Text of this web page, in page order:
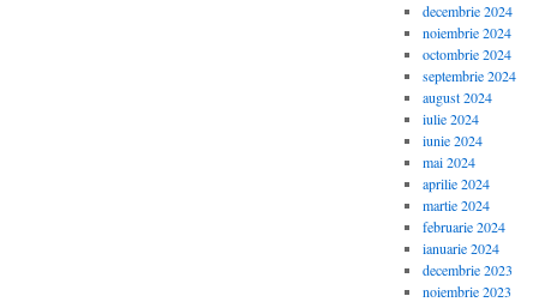
decembrie 2024
noiembrie 2024
octombrie 2024
septembrie 2024
august 2024
iulie 2024
iunie 2024
mai 2024
aprilie 2024
martie 2024
februarie 2024
ianuarie 2024
decembrie 2023
noiembrie 2023